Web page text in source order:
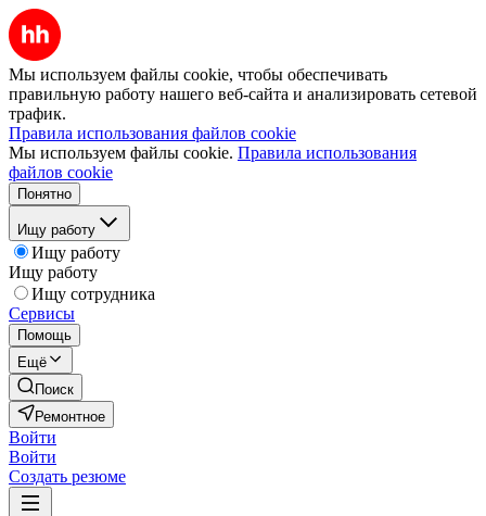
Мы используем файлы cookie, чтобы обеспечивать
правильную работу нашего веб-сайта и анализировать сетевой
трафик.
Правила использования файлов cookie
Мы используем файлы cookie. Правила использования
файлов cookie
Понятно
Ищу работу
Ищу работу
Ищу работу
Ищу сотрудника
Сервисы
Помощь
Ещё
Поиск
Ремонтное
Войти
Войти
Создать резюме